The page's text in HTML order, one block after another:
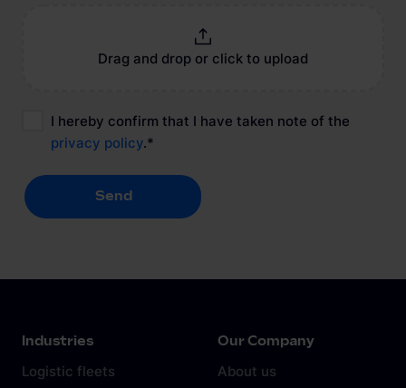
Drag and drop or click to upload
I hereby confirm that I have taken note of the
privacy policy.*
Send
Send
Industries
Logistic fleets
Our Company
About us